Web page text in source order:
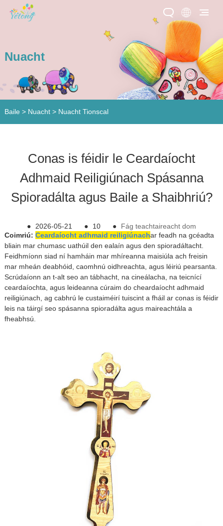
Nuacht
Baile > Nuacht> Nuacht Tionscal
Conas is féidir le Ceardaíocht
Adhmaid Reiligiúnach Spásanna
Spioradálta agus Baile a Shaibhriú?
● 2026-05-21 ● 10 ●
Fág teachtaireacht dom
Coimriú: Ceardaíocht adhmaid reiligiúnachar feadh na gcéadta
bliain mar chumasc uathúil den ealaín agus den spioradáltacht.
Feidhmíonn siad ní hamháin mar mhíreanna maisiúla ach freisin
mar mheán deabhóid, caomhnú oidhreachta, agus léiriú pearsanta.
Scrúdaíonn an t-alt seo an tábhacht, na cineálacha, na teicnící
ceardaíochta, agus leideanna cúraim do cheardaíocht adhmaid
reiligiúnach, ag cabhrú le custaiméirí tuiscint a fháil ar conas is féidir
leis na táirgí seo spásanna spioradálta agus maireachtála a
fheabhsú.